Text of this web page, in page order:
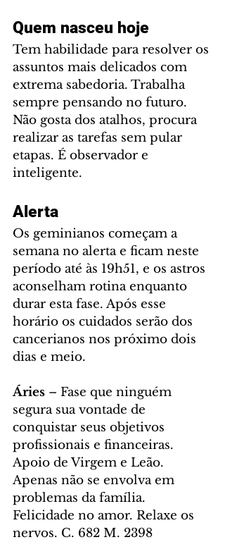
Quem nasceu hoje
Tem habilidade para resolver os
assuntos mais delicados com
extrema sabedoria. Trabalha
sempre pensando no futuro.
Não gosta dos atalhos, procura
realizar as tarefas sem pular
etapas. É observador e
inteligente.
Alerta
Os geminianos começam a
semana no alerta e ficam neste
período até às 19h51, e os astros
aconselham rotina enquanto
durar esta fase. Após esse
horário os cuidados serão dos
cancerianos nos próximo dois
dias e meio.
Áries – Fase que ninguém
segura sua vontade de
conquistar seus objetivos
profissionais e financeiras.
Apoio de Virgem e Leão.
Apenas não se envolva em
problemas da família.
Felicidade no amor. Relaxe os
nervos. C. 682 M. 2398